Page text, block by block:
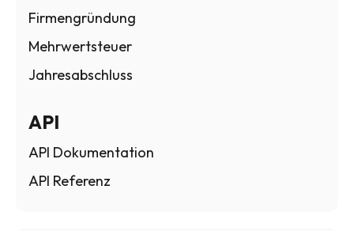
Firmengründung
Mehrwertsteuer
Jahresabschluss
API
API Dokumentation
API Referenz